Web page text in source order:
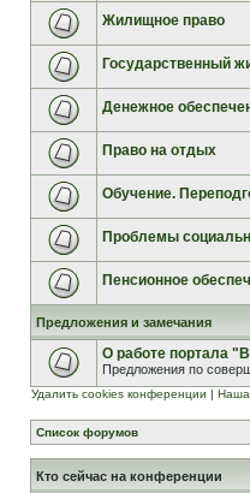
Жилищное право
Государственный
Денежное
Право на отдых
Обучение.
Проблемы
Пенсионное
Предложения и замечания
О работе портала
Предложения по
Удалить cookies конференции | Наша
Список форумов
Кто сейчас на конференции